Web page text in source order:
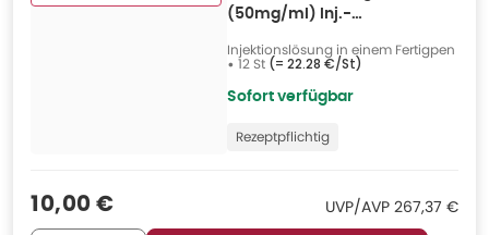
(50mg/ml) Inj.-
Injektionslösung in einem Fertigpen
• 12 St (= 22.28 €/St)
Sofort verfügbar
Rezeptpflichtig
Verkaufspreis
10,00 € UVP/AVP UVP/AVP:
267,37 €